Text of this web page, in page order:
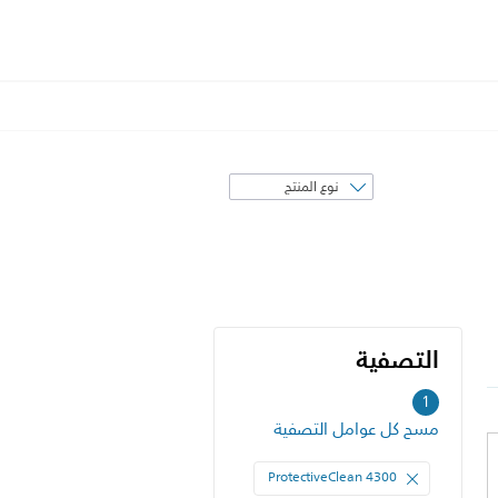
فرز
حسب
التصفية
1 التصفية
مسح كل عوامل التصفية
ProtectiveClean 4300